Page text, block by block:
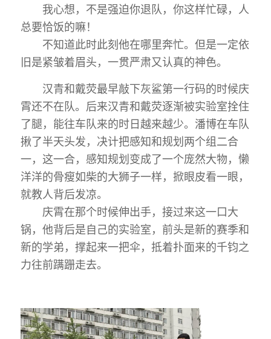
我心想，不是强迫你退队，你这样忙碌，人
总要恰饭的嘛！
不知道此时此刻他在哪里奔忙。但是一定依
旧是紧皱着眉头，一贯严肃又认真的神色。
汉青和戴荧最早敲下灰鲨第一行码的时候庆
霄还不在队。后来汉青和戴荧逐渐被实验室拴住
了腿，能往车队来的时日越来越少。潘博在车队
揪了半天头发，决计把感知和规划两个组二合
一，这一合，感知规划变成了一个庞然大物，懒
洋洋的骨瘦如柴的大狮子一样，掀眼皮看一眼，
就教人背后发凉。
庆霄在那个时候伸出手，接过来这一口大
锅，他背后是自己的实验室，前头是新的赛季和
新的学弟，撑起来一把伞，抵着扑面来的千钧之
力往前蹒跚走去。